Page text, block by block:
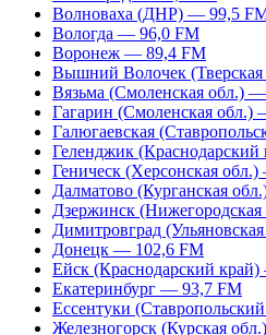
Волноваха (ДНР) — 99,5
Вологда — 96,0 FM
Воронеж — 89,4 FM
Вышний Волочек
Вязьма (Смоленская обл.)
Гагарин (Смоленская обл.)
Галюгаевская
Геленджик
Геническ (Херсонская
Далматово (Курганская
Дзержинск
Димитровград
Донецк — 102,6 FM
Ейск (Краснодарский
Екатеринбург — 93,7 FM
Ессентуки
Железногорск (Курская